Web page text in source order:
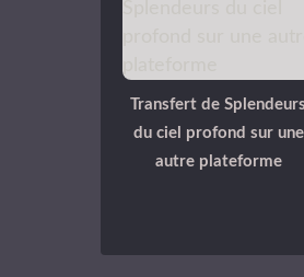
Transfert de Splendeurs
du ciel profond sur une
autre plateforme